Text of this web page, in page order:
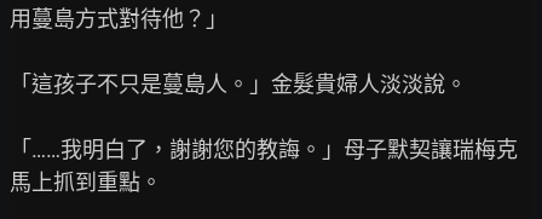
用蔓島方式對待他？」
「這孩子不只是蔓島人。」金髮貴婦人淡淡說。
「……我明白了，謝謝您的教誨。」母子默契讓瑞梅克
馬上抓到重點。